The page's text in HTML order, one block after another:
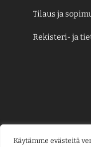
Käytämme evästeitä
Tilaus ja
Rekisteri- ja